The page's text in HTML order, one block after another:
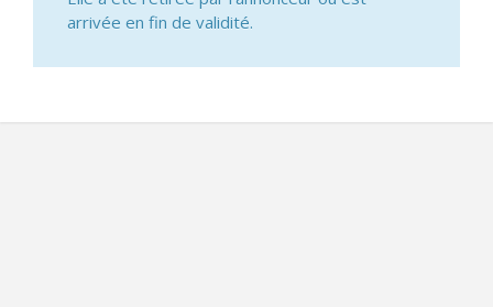
arrivée en fin de validité.